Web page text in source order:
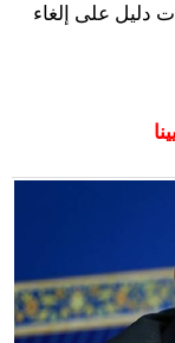
دليل على إلغاء